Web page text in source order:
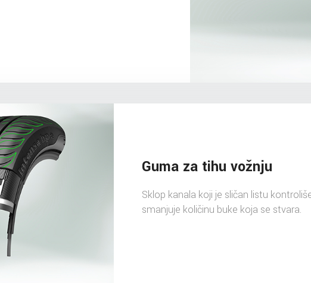
Guma za tihu vožnju
Sklop kanala koji je sličan listu
smanjuje količinu buke koja se stvara.